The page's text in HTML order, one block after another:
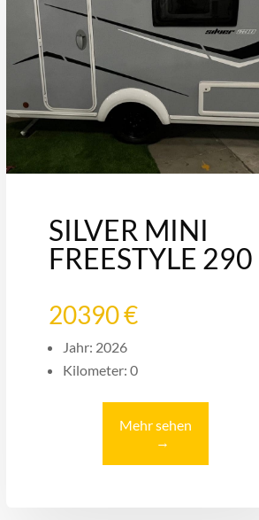
SILVER MINI
FREESTYLE 290
20390 €
Jahr: 2026
Kilometer: 0
Mehr sehen
→